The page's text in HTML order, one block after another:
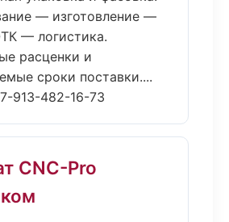
— изготовление —
— логистика.
расценки и
сроки поставки....
913-482-16-73
CNC-Pro